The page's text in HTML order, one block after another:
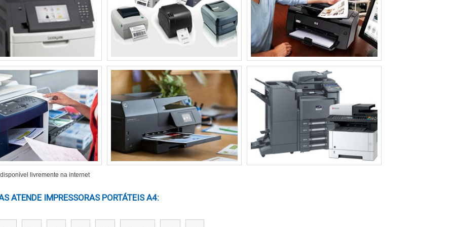
mais simples podem custar de 300 a 700 reais, enquanto os
crucial avaliar se as funcionalidades justificam o investimento.
relevantes. Impressoras a jato de tinta, por exemplo, podem ter
um custo por página mais baixo ao longo do tempo.
Impressoras robustas tendem a ter uma vida útil maior, o que pode
pós-venda de marcas reconhecidas pode evitar dores de
CENÁRIOS
impressora que funcione bem sob diferentes condições é vital.
livremente na internet
IMPRESSORA EPSON PARA SUBLIMACAO
IMPRESSORA DE ETIQUETAS ADESIVAS
COLORIDAS​
IMPRESSORA EPSON TANQUE DE TINTA A3​
IMPRESSORA QUE IMPRIME ADESIVO
IMPRESSORA QUE IMPRIME A3​
IMPRESSORAS RECARREGAVEIS​
IMPRESSORAS PARA IMPRIMIR ADESIVOS​
IMPRESSORA PARA TIRAR XEROX​
IMPRESSORA PROFISSIONAL PARA
GRÁFICA​
IMPRESSORA SIMPLES PRETO E BRANCO​
IMPRESSORAS MULTIFUNCIONAIS
ATENDE IMPRESSORAS PORTÁTEIS A4​: